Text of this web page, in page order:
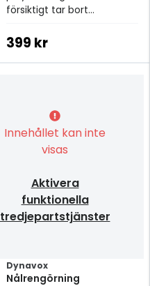
försiktigt tar bort
399 kr
Innehållet kan inte
visas
Aktivera
funktionella
tredjepartstjänster
Dynavox
Nålrengörning